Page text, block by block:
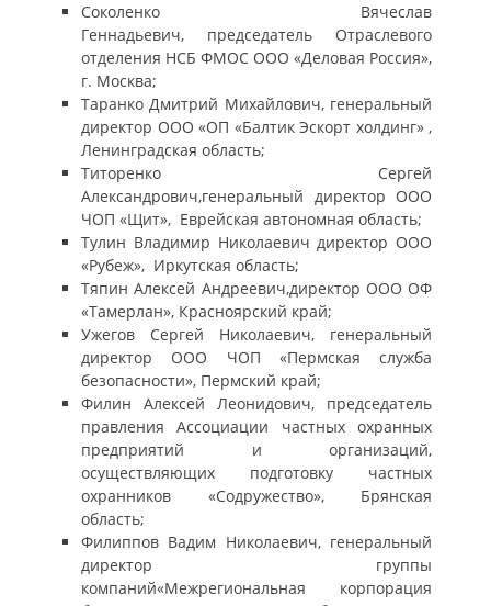
Соколенко Вячеслав
Геннадьевич, председатель Отраслевого
отделения НСБ ФМОС ООО «Деловая Россия»,
г. Москва;
Таранко Дмитрий Михайлович, генеральный
директор ООО «ОП «Балтик Эскорт холдинг» ,
Ленинградская область;
Титоренко Сергей
Александрович,генеральный директор ООО
ЧОП «Щит», Еврейская автономная область;
Тулин Владимир Николаевич директор ООО
«Рубеж», Иркутская область;
Тяпин Алексей Андреевич,директор ООО ОФ
«Тамерлан», Красноярский край;
Ужегов Сергей Николаевич, генеральный
директор ООО ЧОП «Пермская служба
безопасности», Пермский край;
Филин Алексей Леонидович, председатель
правления Ассоциации частных охранных
предприятий и организаций,
осуществляющих подготовку частных
охранников «Содружество», Брянская
область;
Филиппов Вадим Николаевич, генеральный
директор группы
компаний«Межрегиональная корпорация